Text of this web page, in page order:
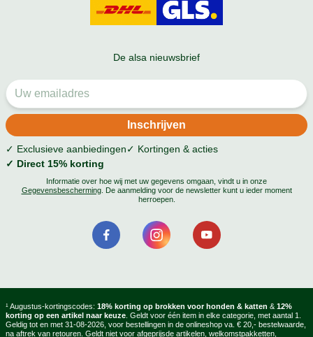
De alsa nieuwsbrief
✓ Exclusieve aanbiedingen✓ Kortingen & acties
✓ Direct 15% korting
Informatie over hoe wij met uw gegevens omgaan, vindt u in onze
Gegevensbescherming. De aanmelding voor de newsletter kunt u ieder moment
herroepen.
¹ Augustus-kortingscodes: 18% korting op brokken voor honden & katten & 12%
korting op een artikel naar keuze . Geldt voor één item in elke categorie, met aantal 1.
Geldig tot en met 31-08-2026, voor bestellingen in de onlineshop va. € 20,- bestelwaarde,
na aftrek van retouren. Geldt niet voor afgeprijsde artikelen, welkomstpakketten,